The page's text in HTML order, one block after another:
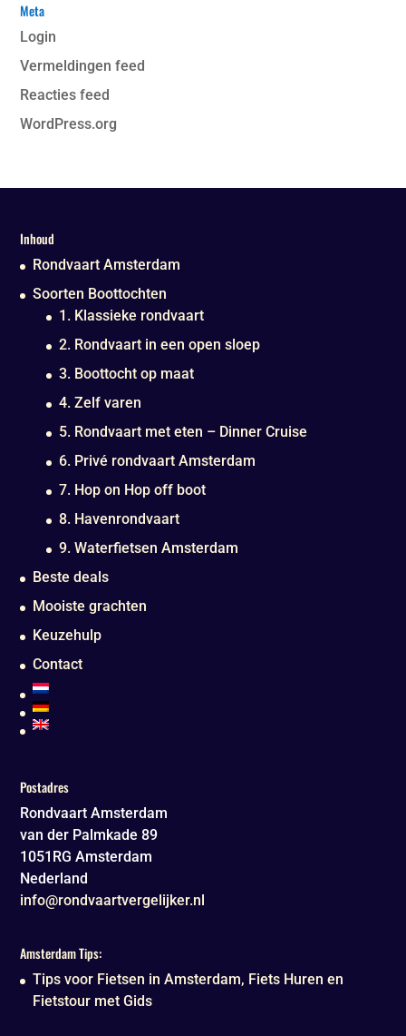
Meta
Login
Vermeldingen feed
Reacties feed
WordPress.org
Inhoud
Rondvaart Amsterdam
Soorten Boottochten
1. Klassieke rondvaart
2. Rondvaart in een open sloep
3. Boottocht op maat
4. Zelf varen
5. Rondvaart met eten – Dinner Cruise
6. Privé rondvaart Amsterdam
7. Hop on Hop off boot
8. Havenrondvaart
9. Waterfietsen Amsterdam
Beste deals
Mooiste grachten
Keuzehulp
Contact
Postadres
Rondvaart Amsterdam
van der Palmkade 89
1051RG Amsterdam
Nederland
info@rondvaartvergelijker.nl
Amsterdam Tips:
Tips voor Fietsen in Amsterdam, Fiets Huren en
Fietstour met Gids